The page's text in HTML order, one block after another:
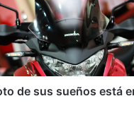
de sus sueños está